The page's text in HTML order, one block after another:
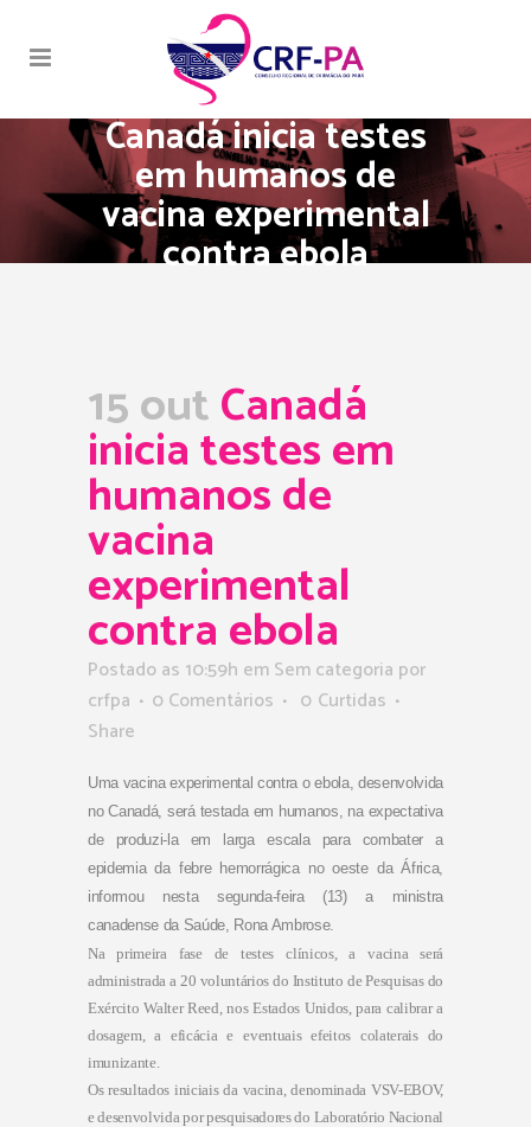
Canadá inicia testes
em humanos de
vacina experimental
contra ebola
15 outCanadá
inicia testes em
humanos de
vacina
experimental
contra ebola
Postado as 10:59h em Sem categoria por
crfpa
0 Comentários 0 Curtidas
Share
Uma vacina experimental contra o ebola, desenvolvida
noCanadá, será testada em humanos, na expectativa
de produzi-la em larga escala para combater a
epidemia da febre hemorrágica no oeste da África,
informou nesta segunda-feira (13) a ministra
canadense da Saúde, Rona Ambrose.
Na primeira fase de testes clínicos, a vacina será
administrada a 20 voluntários do Instituto de Pesquisas do
Exército Walter Reed, nos Estados Unidos, para calibrar a
dosagem, a eficácia e eventuais efeitos colaterais do
imunizante.
Os resultados iniciais da vacina, denominada VSV-EBOV,
e desenvolvida por pesquisadores do Laboratório Nacional